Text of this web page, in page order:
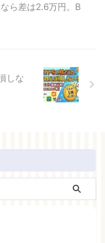
ら差は2.6万円。B
しな